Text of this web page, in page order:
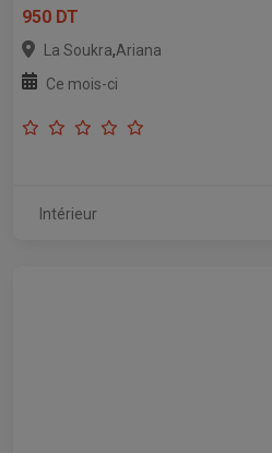
950 DT
La Soukra,Ariana
Ce mois-ci
Intérieur